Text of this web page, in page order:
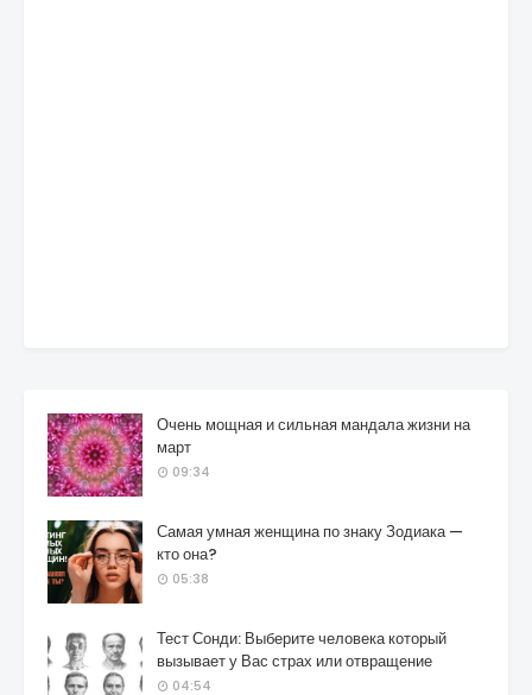
Очень мощная и сильная мандала жизни на
март
09:34
Самая умная женщина по знаку Зодиака —
кто она?
05:38
Тест Сонди: Выберите человека который
вызывает у Вас страх или отвращение
04:54